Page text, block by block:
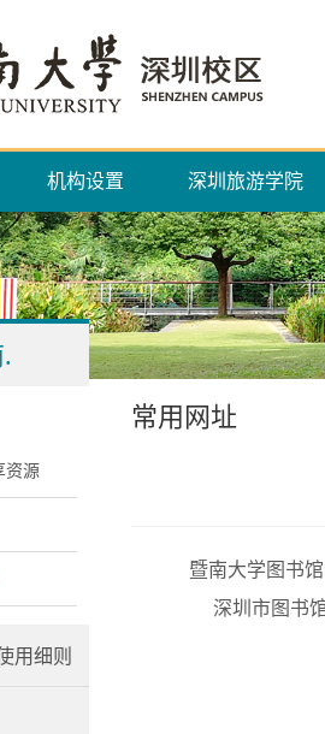
机构设置 深圳旅游学院
资源
用细则
常用网址
暨南大学图书馆
深圳市图书馆地